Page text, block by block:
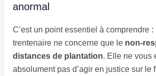
anormal
C’est un point essentiel à comprendre
trentenaire ne concerne que le non-
distances de plantation. Elle ne vous
absolument pas d’agir en justice sur le